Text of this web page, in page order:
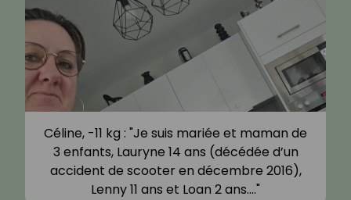
Céline C, -10 kg : "), surtout que
maintenant nous sommes loin de la
famille. Je n'ai jamais été mince, j'ai
toujours été en surpoids depuis mon…"